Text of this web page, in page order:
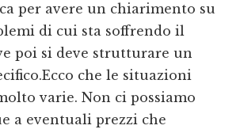
per avere un chiarimento su
di cui sta soffrendo il
poi si deve strutturare un
che le situazioni
varie. Non ci possiamo
a eventuali prezzi che